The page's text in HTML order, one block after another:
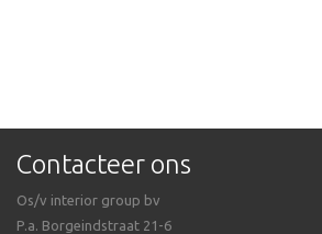
Contacteer ons
Os/v interior group bv
P.a. Borgeindstraat 21-6